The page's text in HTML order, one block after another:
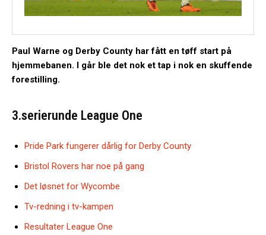
Paul Warne og Derby County har fått en tøff start på
hjemmebanen. I går ble det nok et tap i nok en skuffende
forestilling.
3.serierunde League One
Pride Park fungerer dårlig for Derby County
Bristol Rovers har noe på gang
Det løsnet for Wycombe
Tv-redning i tv-kampen
Resultater League One